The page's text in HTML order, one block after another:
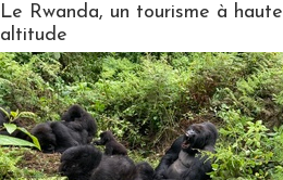
Le Rwanda, un tourisme à haute
altitude